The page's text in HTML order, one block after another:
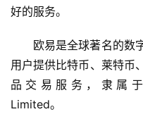
好的服务。
欧易是全球著名的数
用户提供比特币、莱特币
品交易服务，隶属于
Limited。